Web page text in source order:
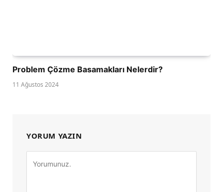
Problem Çözme Basamakları Nelerdir?
11 Ağustos 2024
YORUM YAZIN